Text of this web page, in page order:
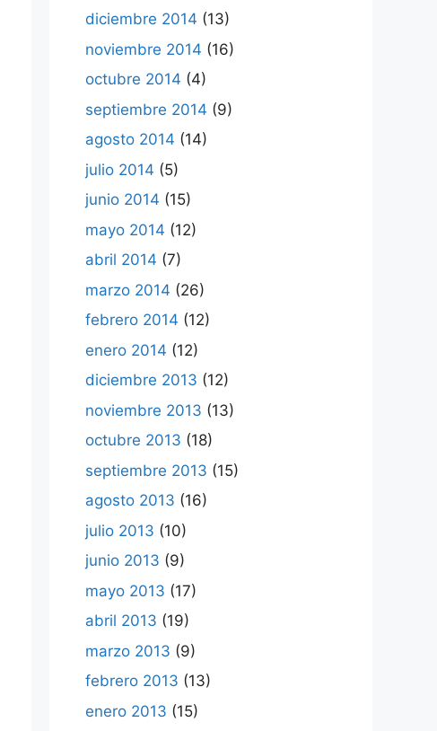
diciembre 2014 (13)
noviembre 2014 (16)
octubre 2014 (4)
septiembre 2014 (9)
agosto 2014 (14)
julio 2014 (5)
junio 2014 (15)
mayo 2014 (12)
abril 2014 (7)
marzo 2014 (26)
febrero 2014 (12)
enero 2014 (12)
diciembre 2013 (12)
noviembre 2013 (13)
octubre 2013 (18)
septiembre 2013 (15)
agosto 2013 (16)
julio 2013 (10)
junio 2013 (9)
mayo 2013 (17)
abril 2013 (19)
marzo 2013 (9)
febrero 2013 (13)
enero 2013 (15)